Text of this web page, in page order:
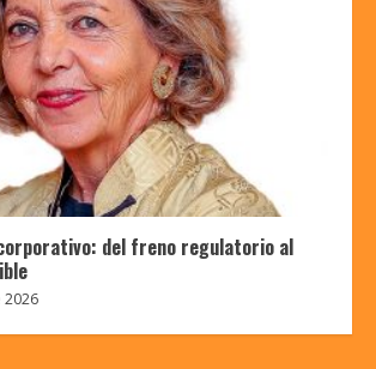
corporativo: del freno regulatorio al
2026